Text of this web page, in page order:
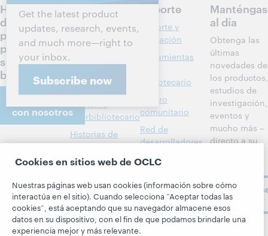
Get the latest product
updates, research, events,
and much more—right to
your inbox.
Subscribe now
Hablemos
de los
próximos
pasos para
su
biblioteca
con nosotros
Acerca
Acerca de
Carreras
Respeto y
pertenencia
Productos
Descubrimiento
y referencia
Metadatos
Préstamo
interbibliotecario
Historias de
miembros
Todos los
servicios »
Aprenda
Investigación
Soporte
Soporte y
formación
Herramientas
bibliotecario
Centro
comunitario
Red de
desarrolladores
BibFormats
sistema
Blogs
Blog Next
al día
Obtenga las
últimas
novedades de
los productos,
estudios de
investigación,
eventos y
mucho más –
directo a su
ahora
Cookies en sitios web de OCLC
Nuestras páginas web usan cookies (información sobre cómo
interactúa en el sitio). Cuando selecciona “Aceptar todas las
cookies”, está aceptando que su navegador almacene esos
datos en su dispositivo, con el fin de que podamos brindarle una
experiencia mejor y más relevante.